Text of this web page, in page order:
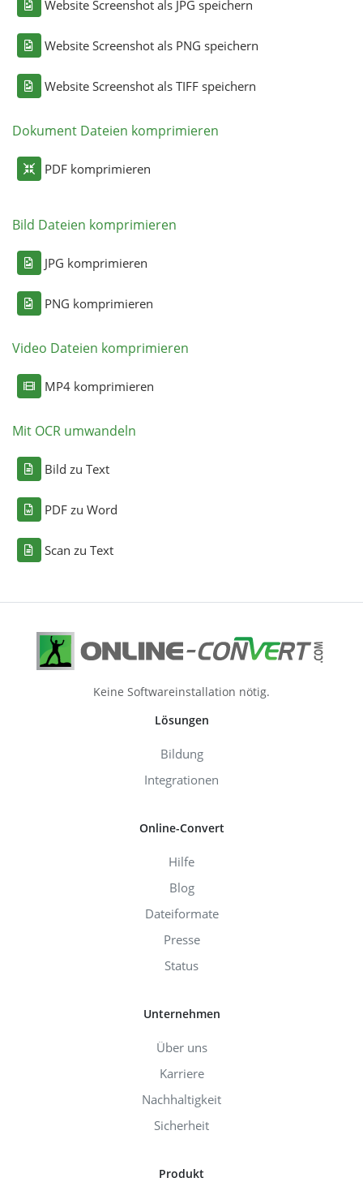
Website Screenshot als JPG speichern
Website Screenshot als PNG speichern
Website Screenshot als TIFF speichern
Dokument Dateien komprimieren
PDF komprimieren
Bild Dateien komprimieren
JPG komprimieren
PNG komprimieren
Video Dateien komprimieren
MP4 komprimieren
Mit OCR umwandeln
Bild zu Text
PDF zu Word
Scan zu Text
Keine Softwareinstallation nötig.
Lösungen
Bildung
Integrationen
Online-Convert
Hilfe
Blog
Dateiformate
Presse
Status
Unternehmen
Über uns
Karriere
Nachhaltigkeit
Sicherheit
Produkt